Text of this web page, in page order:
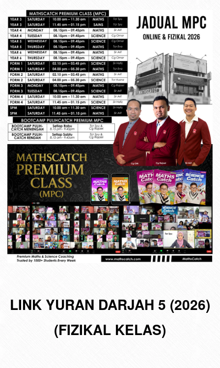
LINK YURAN DARJAH 5 (2026)
(FIZIKAL KELAS)